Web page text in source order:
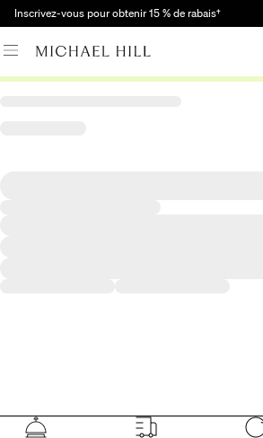
Passer
Inscrivez-vous pour obtenir 15 % de rabais†